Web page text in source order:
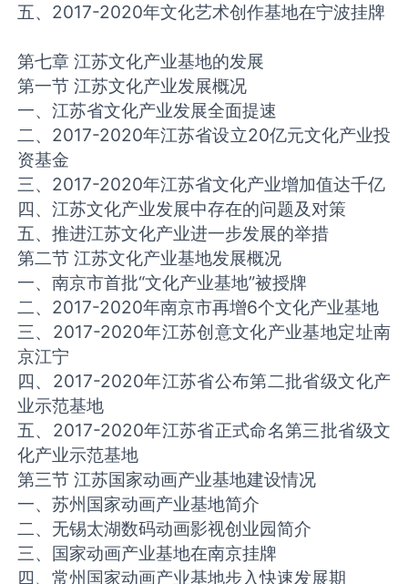
五、2017-2020年文化艺术创作基地在宁波挂牌
第七章 江苏文化产业基地的发展
第一节 江苏文化产业发展概况
一、江苏省文化产业发展全面提速
二、2017-2020年江苏省设立20亿元文化产业投
资基金
三、2017-2020年江苏省文化产业增加值达千亿
四、江苏文化产业发展中存在的问题及对策
五、推进江苏文化产业进一步发展的举措
第二节 江苏文化产业基地发展概况
一、南京市首批“文化产业基地”被授牌
二、2017-2020年南京市再增6个文化产业基地
三、2017-2020年江苏创意文化产业基地定址南
京江宁
四、2017-2020年江苏省公布第二批省级文化产
业示范基地
五、2017-2020年江苏省正式命名第三批省级文
化产业示范基地
第三节 江苏国家动画产业基地建设情况
一、苏州国家动画产业基地简介
二、无锡太湖数码动画影视创业园简介
三、国家动画产业基地在南京挂牌
四、常州国家动画产业基地步入快速发展期